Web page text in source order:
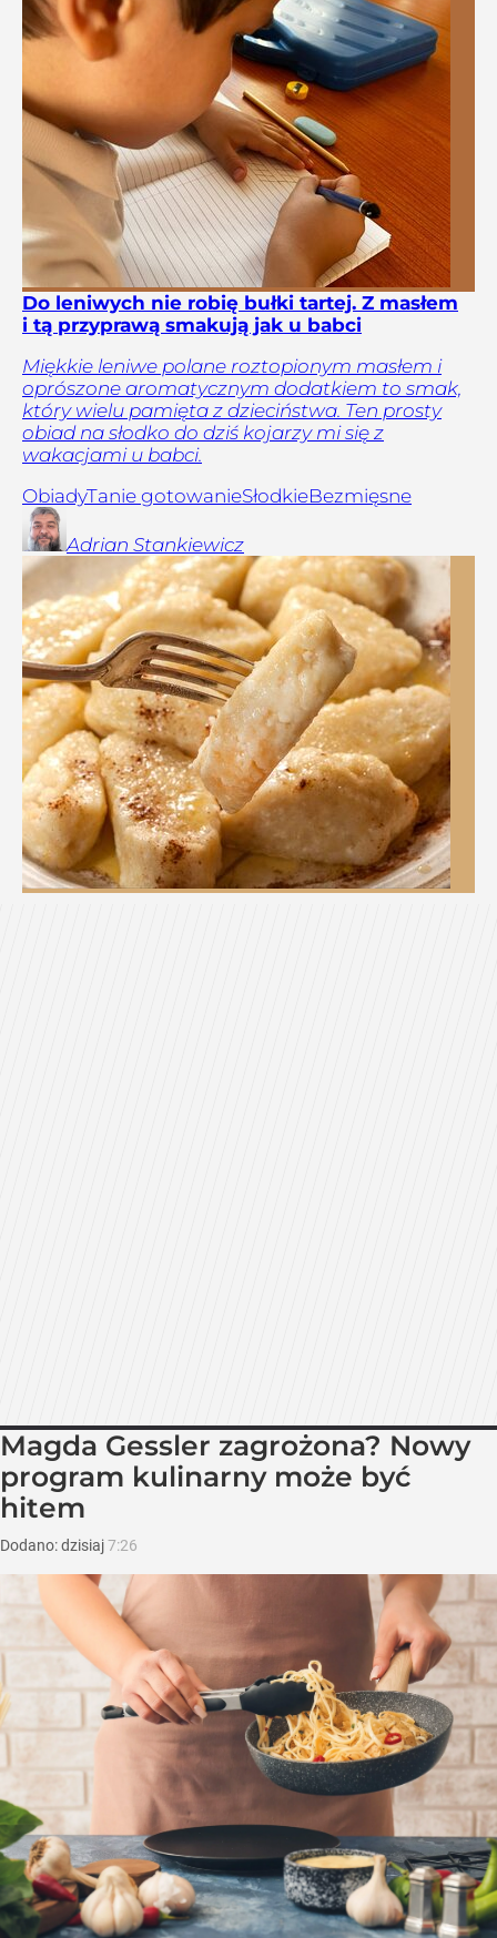
Do leniwych nie robię bułki tartej. Z masłem
i tą przyprawą smakują jak u babci
Miękkie leniwe polane roztopionym masłem i
oprószone aromatycznym dodatkiem to smak,
który wielu pamięta z dzieciństwa. Ten prosty
obiad na słodko do dziś kojarzy mi się z
wakacjami u babci.
ObiadyTanie gotowanieSłodkieBezmięsne
Adrian Stankiewicz
Magda Gessler zagrożona? Nowy
program kulinarny może być
hitem
Dodano:dzisiaj7:26